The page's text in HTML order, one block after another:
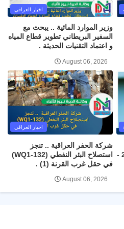
اخبار العراقي
وزير الموارد المائية .. يبحث مع
السفير البريطاني تطوير قطاع المياه
و اعتماد التقنيات الحديثة .
August 06, 2026
نجوم العراق للموسم الجديد 2026 -
اخبار العراقي
شركة الحفر العراقية .. تنجز
استصلاح البئر النفطي (WQ1-132)
في حقل غرب القرنة (1) .
August 06, 2026